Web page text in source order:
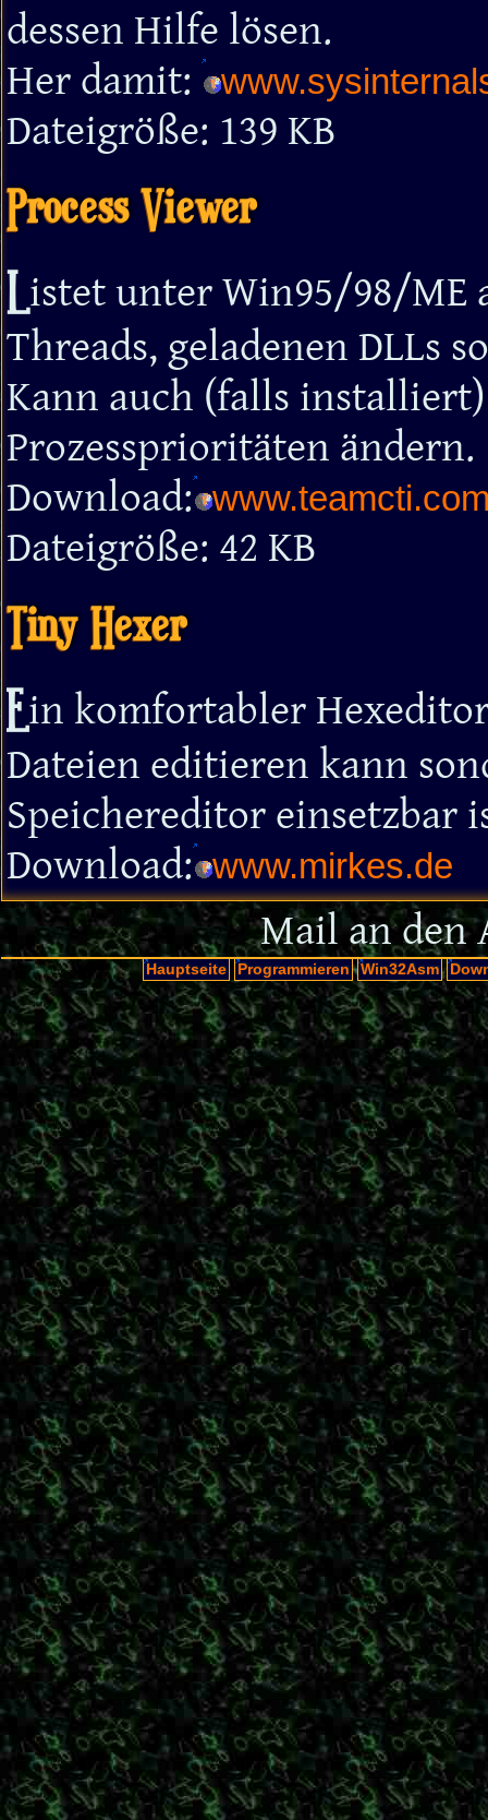
dessen Hilfe lösen.
Her damit:
Dateigröße: 139 KB
Process Viewer
Listet unter Win95/98/ME
Threads, geladenen DLLs
Kann auch (falls
Prozessprioritäten ändern.
Download:
Dateigröße: 42 KB
Tiny Hexer
Ein komfortabler
Dateien editieren kann
Speichereditor einsetzbar
Download: www.mirkes.de
Mail an den
Hauptseite Programmieren Win32Asm